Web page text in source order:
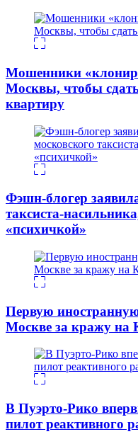
Мошенники
Москвы, чтобы
квартиру
Фэшн-блогер
таксиста-
«психичкой»
Первую
Москве за кражу на
В Пуэрто-Рико
пилот реактивного